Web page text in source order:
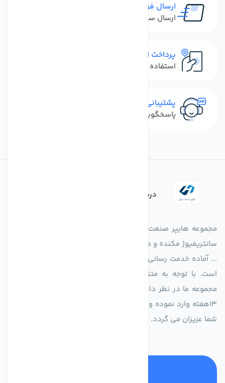
ارسال فوری
ارسال سفارش در کمترین زمان ممکن
پرداخت امن
استفاده از روش‌های پرداخت امن
پشتیبانی سریع
پاسخگویی سریع به تماس‌ها و پیام‌ها
درباره فروشگاه
مجموعه هایپر صنعت ایران در امر تولید و واردات انواع فن های
سانتریفیوژ مکنده و دمنده آکسیال، سقفی، بین کانالی، مرغداری و
... آماده خدمت رسانی به شرکت های تولیدی، صنعتی و ساختمانی
است. با توجه به متنوع بودن فن های تولیدی کمپانی اروپایی
مجموعه ما در نظر دارد کالاهای تخصصی شما عزیزان رو در صرف
13هفته وارد نموده و این عمر باعث صرفه جویی در هزینه و زمان
شما عزیزان می گردد.